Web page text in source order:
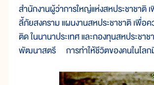
สำนักงานผู้ว่าการใหญ่แห่งสหประชาชาติ
ลี้ภัยสงคราม แผนงานสหประชาชาติ เพื่อ
ติด ในนานาประเทศ และกองทุนสหประชา
พัฒนาสตรี
การทำให้ชีวิตของคนในโ